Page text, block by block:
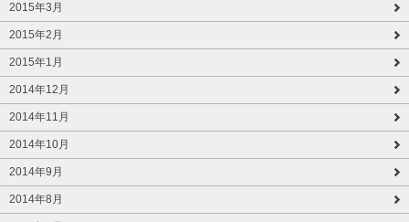
2015年3月
2015年2月
2015年1月
2014年12月
2014年11月
2014年10月
2014年9月
2014年8月